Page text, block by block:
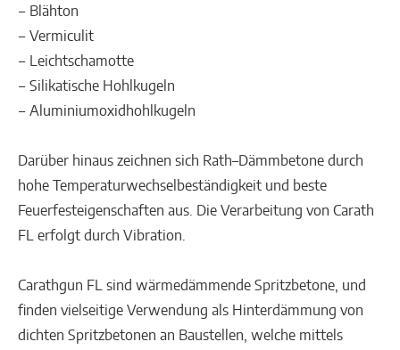
‒ Blähton
‒ Vermiculit
‒ Leichtschamotte
‒ Silikatische Hohlkugeln
‒ Aluminiumoxidhohlkugeln
Darüber hinaus zeichnen sich Rath–Dämmbetone durch
hohe Temperaturwechselbeständigkeit und beste
Feuerfesteigenschaften aus. Die Verarbeitung von Carath
FL erfolgt durch Vibration.
Carathgun FL sind wärmedämmende Spritzbetone, und
finden vielseitige Verwendung als Hinterdämmung von
dichten Spritzbetonen an Baustellen, welche mittels